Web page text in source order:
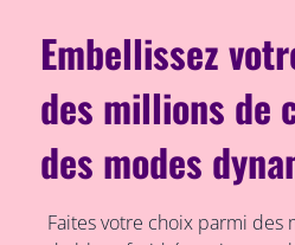
Embellissez
des millions de
des modes
Faites votre choix parmi des